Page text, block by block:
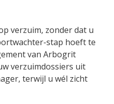
verzuim, zonder dat u
stap hoeft te
van Arbogrit
verzuimdossiers uit
terwijl u wél zicht